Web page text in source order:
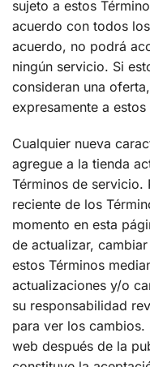
sujeto a estos
acuerdo con todos
acuerdo, no podrá
ningún servicio. Si
consideran una
expresamente a
Cualquier nueva
agregue a la tienda
Términos de servicio.
reciente de los
momento en esta
de actualizar,
estos Términos
actualizaciones y/o
su responsabilidad
para ver los
web después de la